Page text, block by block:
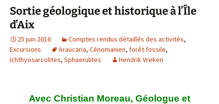
Sortie géologique et historique à l’Île
d’Aix
25 juin 2016 Comptes rendus détaillés des activités,
Excursions
Araucaria, Cénomanien, forêt fossile,
Ichthyosarcolites, Sphaerulites Hendrik Vreken
Avec Christian Moreau, Géologue et